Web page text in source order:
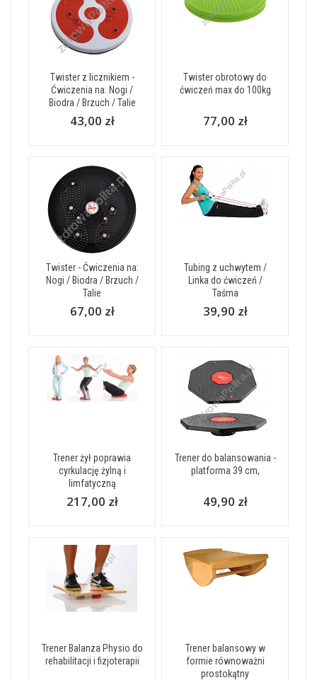
Twister z licznikiem -
Ćwiczenia na: Nogi /
Biodra / Brzuch / Talie
43,00 zł
Twister obrotowy do
ćwiczeń max do 100kg
77,00 zł
Twister - Ćwiczenia na:
Nogi / Biodra / Brzuch /
Talie
67,00 zł
Tubing z uchwytem /
Linka do ćwiczeń /
Taśma
39,90 zł
Trener żył poprawia
cyrkulację żylną i
limfatyczną
217,00 zł
Trener do balansowania -
platforma 39 cm,
49,90 zł
Trener Balanza Physio do
rehabilitacji i fizjoterapii
Trener balansowy w
formie równoważni
prostokątny